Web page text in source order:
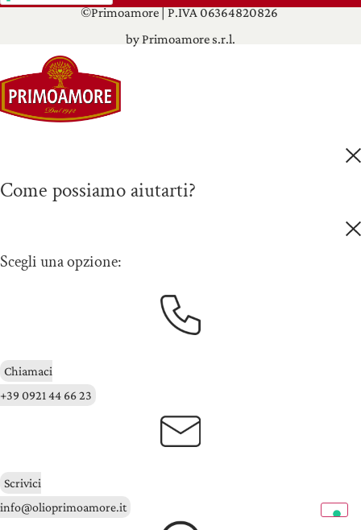
©Primoamore | P.IVA 06364820826
by Primoamore s.r.l.
Come possiamo aiutarti?
Scegli una opzione:
Chiamaci
+39 0921 44 66 23
Scrivici
info@olioprimoamore.it